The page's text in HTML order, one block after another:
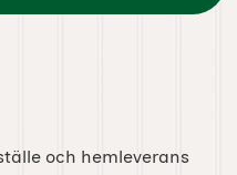
och hemleverans